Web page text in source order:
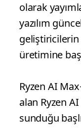
olarak
yazılım
üretimine
Ryzen AI
alan Ryzen
sunduğu